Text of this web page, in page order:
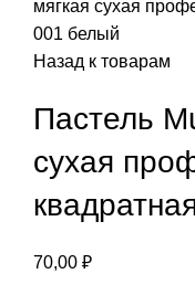
мягкая сухая
001 белый
Назад к товарам
Пастель
сухая
70,00 ₽